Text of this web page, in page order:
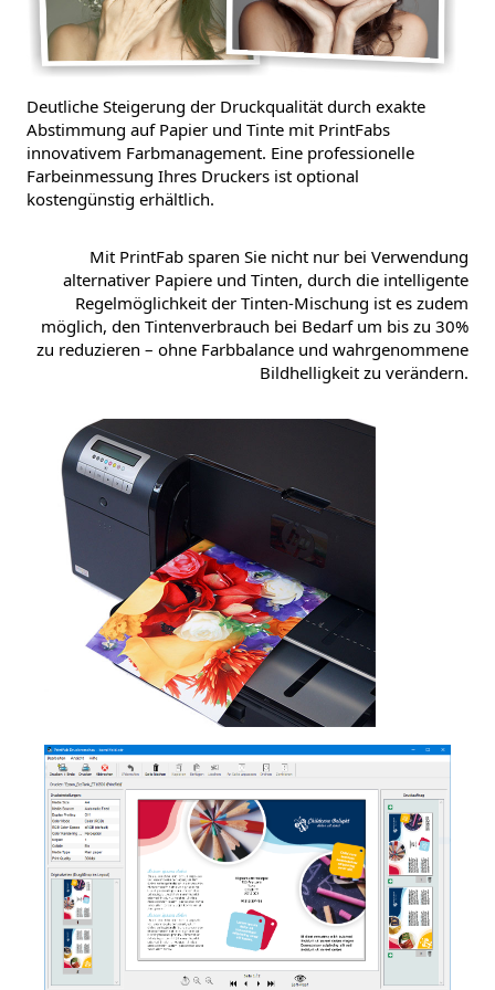
Deutliche Steigerung der Druckqualität durch exakte
Abstimmung auf Papier und Tinte mit PrintFabs
innovativem Farbmanagement. Eine professionelle
Farbeinmessung Ihres Druckers ist optional
kostengünstig erhältlich.
Mit PrintFab sparen Sie nicht nur bei Verwendung
alternativer Papiere und Tinten, durch die intelligente
Regelmöglichkeit der Tinten-Mischung ist es zudem
möglich, den Tintenverbrauch bei Bedarf um bis zu 30%
zu reduzieren – ohne Farbbalance und wahrgenommene
Bildhelligkeit zu verändern.